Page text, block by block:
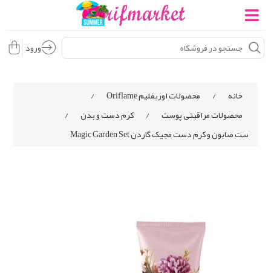
ورود
خانه / محصولات اوریفلیم Oriflame
/
محصولات مراقبتی پوست
/ کرم دست و بدن
/
ست صابون و کرم دست مجیک گاردن Magic Garden Set